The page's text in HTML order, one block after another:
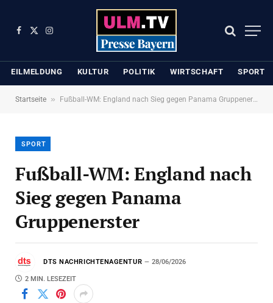
Facebook
X
Instagram
EILMELDUNG KULTUR POLITIK WIRTSCHAFT SPORT
Startseite » Fußball-WM: England nach Sieg gegen Panama Gruppenerster
SPORT
Fußball-WM: England nach
Sieg gegen Panama
Gruppenerster
DTS NACHRICHTENAGENTUR 28/06/2026
2 MIN. LESEZEIT